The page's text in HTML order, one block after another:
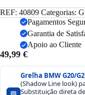
REF: 40809 Categorias:
Pagamentos
Garantia de
Apoio ao Cliente
49,99 €
Grelha BMW G20/
(Shadow Line look)
Substituição direta